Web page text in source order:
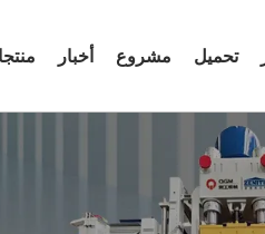
أخبار مشروع تحميل